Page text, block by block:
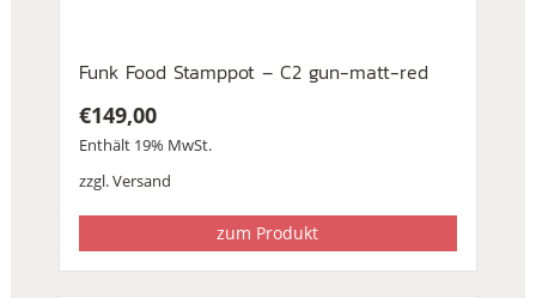
Funk Food Stamppot – C2 gun-matt-red
€149,00
Enthält 19% MwSt.
zzgl.Versand
zum Produkt